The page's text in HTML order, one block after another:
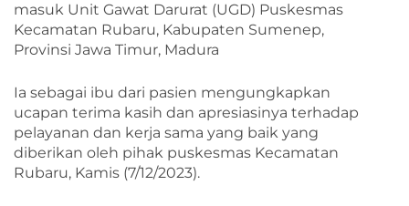
masuk Unit Gawat Darurat (UGD) Puskesmas
Kecamatan Rubaru, Kabupaten Sumenep,
Provinsi Jawa Timur, Madura
Ia sebagai ibu dari pasien mengungkapkan
ucapan terima kasih dan apresiasinya terhadap
pelayanan dan kerja sama yang baik yang
diberikan oleh pihak puskesmas Kecamatan
Rubaru, Kamis (7/12/2023).